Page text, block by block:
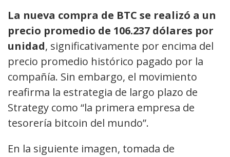
La nueva compra de BTC se realizó a un
precio promedio de 106.237 dólares por
unidad, significativamente por encima del
precio promedio histórico pagado por la
compañía. Sin embargo, el movimiento
reafirma la estrategia de largo plazo de
Strategy como “la primera empresa de
tesorería bitcoin del mundo”.
En la siguiente imagen, tomada de